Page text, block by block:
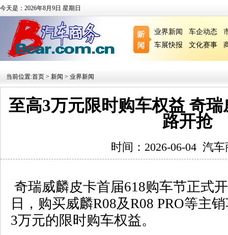
今天是：2026年8月9日 星期日
业界新闻 车企动态
车展快报
文化赛事
当前位置:首页 > 新闻 > 业界新闻
至高3万元限时购车权益 奇
路开抢
时间：2026-06-04 汽车
奇瑞威麟皮卡首届618购车节正式
日，购买威麟R08及R08 PRO等主
3万元的限时购车权益。